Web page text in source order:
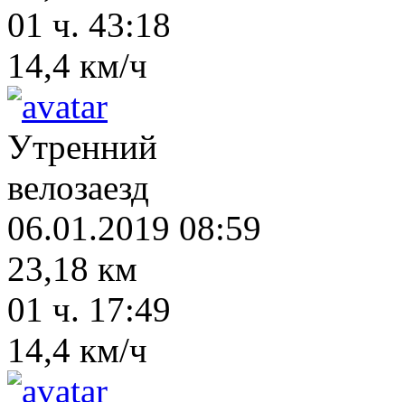
01 ч. 43:18
14,4 км/ч
Утренний
велозаезд
06.01.2019 08:59
23,18 км
01 ч. 17:49
14,4 км/ч